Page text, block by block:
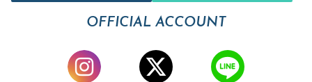
OFFICIAL ACCOUNT